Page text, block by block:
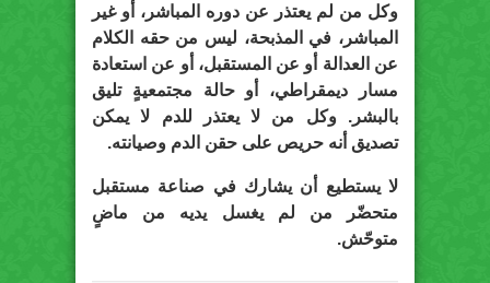
وكل من لم يعتذر عن دوره المباشر، أو غير
المباشر، في المذبحة، ليس من حقه الكلام
عن العدالة أو عن المستقبل، أو عن استعادة
مسار ديمقراطي، أو حالة مجتمعيةٍ تليق
بالبشر. وكل من لا يعتذر للدم لا يمكن
تصديق أنه حريص على حقن الدم وصيانته.
لا يستطيع أن يشارك في صناعة مستقبل
متحضّر من لم يغسل يديه من ماضٍ
متوحّش.